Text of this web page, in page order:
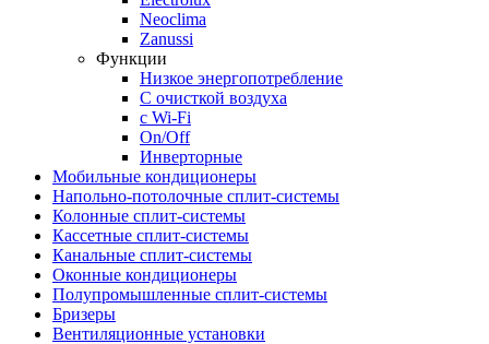
Neoclima
Zanussi
Функции
Низкое энергопотребление
С очисткой воздуха
с Wi-Fi
On/Off
Инверторные
Мобильные кондиционеры
Напольно-потолоч​ные ​сплит-системы
Колонные ​​сплит-системы
Кассетные сплит-системы
Канальные сплит-системы
Оконные кондиционеры
Полупромышленные сплит-системы
Бризеры
Вентиляционные установки